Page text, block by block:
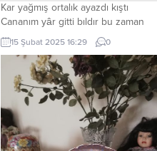
Kar yağmış ortalık ayazdı kıştı
Cananım yâr gitti bıldır bu zaman
Ayrılık yelini erken estirdin Çekildim
köşeye beni küstürdün Bülbül gibi
şakır idim susturdun Bağımdan gül
gitti bıldır bu zaman Eksilmedi
senden kalan çoklarım Saçlarını bir
sır gibi saklarım...
15 Şubat 2025 16:29 0